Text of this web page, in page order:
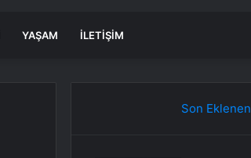
YAŞAM İLETIŞIM
Son Eklenen